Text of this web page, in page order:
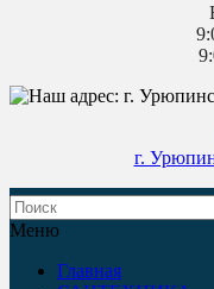
г.
Меню
Главная